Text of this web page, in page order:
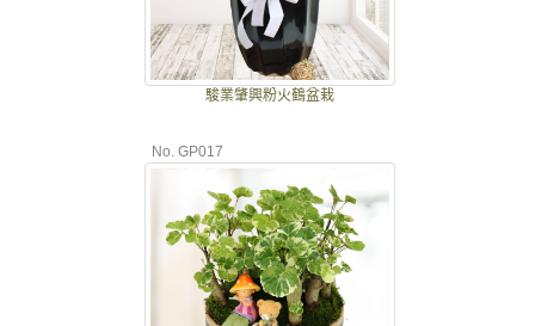
駿業肇興粉火鶴盆栽
No. GP017